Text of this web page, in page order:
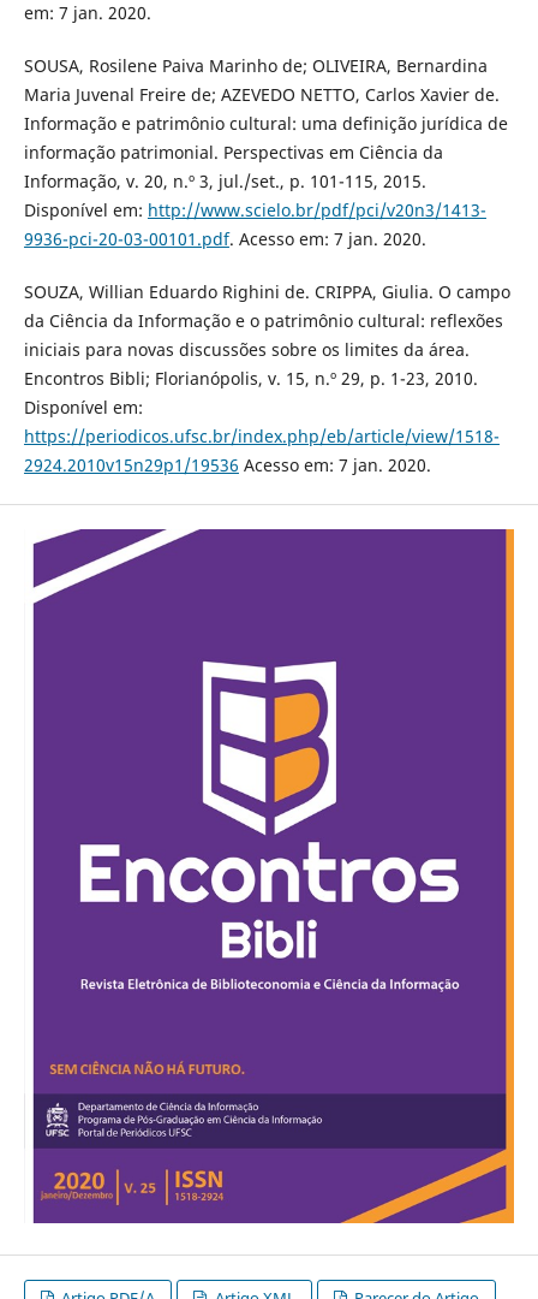
em: 7 jan. 2020.
SOUSA, Rosilene Paiva Marinho de; OLIVEIRA, Bernardina
Maria Juvenal Freire de; AZEVEDO NETTO, Carlos Xavier de.
Informação e patrimônio cultural: uma definição jurídica de
informação patrimonial. Perspectivas em Ciência da
Informação, v. 20, n.º 3, jul./set., p. 101-115, 2015.
Disponível em: http://www.scielo.br/pdf/pci/v20n3/1413-
9936-pci-20-03-00101.pdf. Acesso em: 7 jan. 2020.
SOUZA, Willian Eduardo Righini de. CRIPPA, Giulia. O campo
da Ciência da Informação e o patrimônio cultural: reflexões
iniciais para novas discussões sobre os limites da área.
Encontros Bibli; Florianópolis, v. 15, n.º 29, p. 1-23, 2010.
Disponível em:
https://periodicos.ufsc.br/index.php/eb/article/view/1518-
2924.2010v15n29p1/19536 Acesso em: 7 jan. 2020.